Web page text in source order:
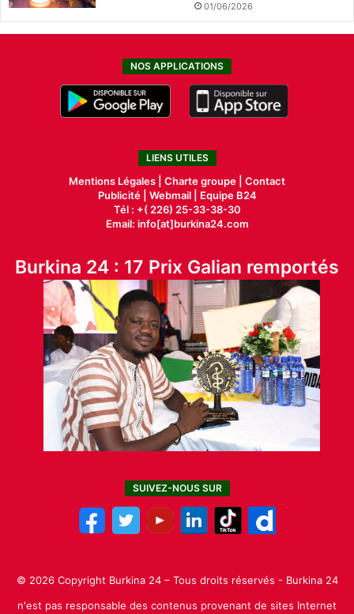
01/06/2026
NOS APPLICATIONS
LIENS UTILES
Mentions Légales | Charte groupe | Contact
Publicité| Webmail |
Equipe B24
Tél : +( 226) 25-33-38-30
Email: info[at]burkina24.com
Burkina 24 : 17 Prix Galian remportés
SUIVEZ-NOUS SUR
© 2026 Copyright Burkina 24 – Tous droits réservés - Burkina 24
n'est pas responsable des contenus provenant de sites Internet